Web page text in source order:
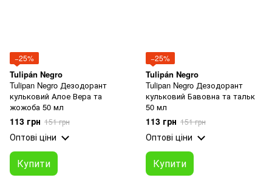
−25%
Tulipán Negro
Tulipan Negro Дезодорант
кульковий Алое Вера та
жожоба 50 мл
113 грн 151 грн
Оптові ціни
Купити
−25%
Tulipán Negro
Tulipan Negro Дезодорант
кульковий Бавовна та тальк
50 мл
113 грн 151 грн
Оптові ціни
Купити